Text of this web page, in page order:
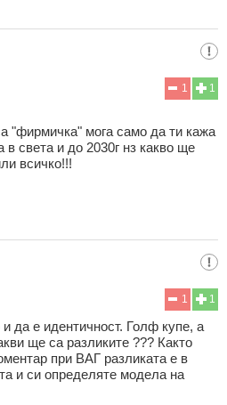
1
1
"фирмичка" мога само да ти кажа
в света и до 2030г нз какво ще
всичко!!!
1
1
да е идентичност. Голф купе, а
ще са разликите ??? Както
при ВАГ разликата е в
и си определяте модела на